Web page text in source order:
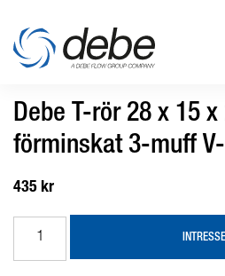
Debe T-rör 28 x 15
förminskat 3-muff
435 kr